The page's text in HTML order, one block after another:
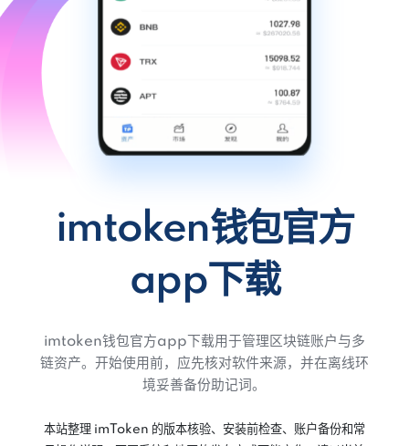
imtoken钱包官方
app下载
imtoken钱包官方app下载用于管理区块链账户与多
链资产。开始使用前，应先核对软件来源，并在离线环
境妥善备份助记词。
本站整理 imToken 的版本核验、安装前检查、账户备份和常